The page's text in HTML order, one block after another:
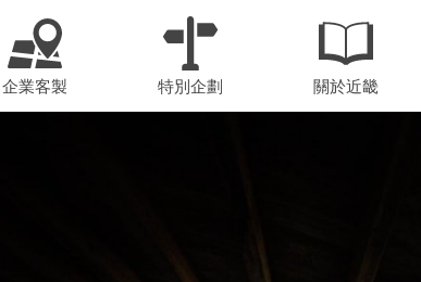
企業客製 特別企劃 關於近畿